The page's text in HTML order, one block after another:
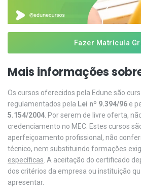
Fazer Matrícula
Mais informações
Os cursos oferecidos pela Edune são
regulamentados pela Lei nº 9.394/96 e
5.154/2004 . Por serem de livre oferta,
credenciamento no MEC. Estes cursos
aperfeiçoamento profissional, não
técnico, nem substituindo formações
específicas . A aceitação do certificado
dos critérios da empresa ou instituição
apresentar.